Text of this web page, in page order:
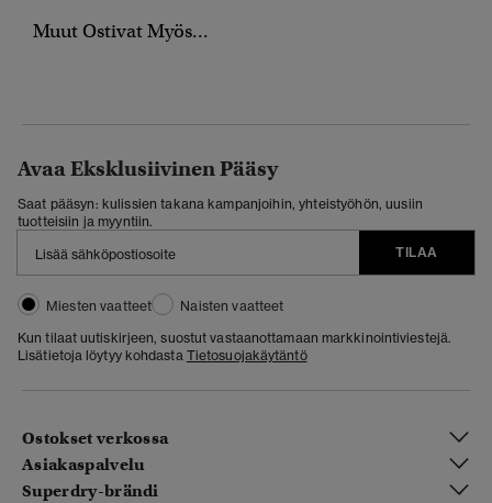
Muut Ostivat Myös...
Avaa Eksklusiivinen Pääsy
Saat pääsyn: kulissien takana kampanjoihin, yhteistyöhön, uusiin
tuotteisiin ja myyntiin.
TILAA
Miesten vaatteet
Naisten vaatteet
Kun tilaat uutiskirjeen, suostut vastaanottamaan markkinointiviestejä.
Lisätietoja löytyy kohdasta Tietosuojakäytäntö
Ostokset verkossa
Asiakaspalvelu
Superdry-brändi